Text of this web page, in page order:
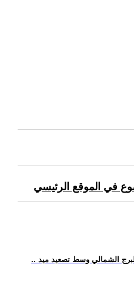
في الموقع الرئيسي
الشمالي وسط تصعيد ميد